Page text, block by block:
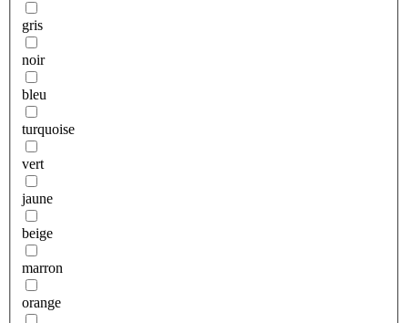
gris
noir
bleu
turquoise
vert
jaune
beige
marron
orange